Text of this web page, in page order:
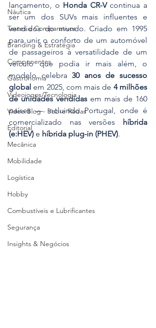
Náutica
Testes e Comparativos
Branding & Estratégia
Componentes
Gastronomia
Videojogos/Tecnologia
Vídeo Blog - Sobre Rodas
Editorial
Mecânica
Mobilidade
Logística
Hobby
Combustíveis e Lubrificantes
Segurança
Insights & Negócios
lançamento, o Honda CR-V continua a
ser um dos SUVs mais influentes e
vendidos do mundo. Criado em 1995
para unir o conforto de um automóvel
de passageiros à versatilidade de um
veículo que podia ir mais além, o
modelo celebra 30 anos de sucesso
global em 2025, com mais de 4 milhões
de unidades vendidas em mais de 160
países — incluindo Portugal, onde é
comercializado nas versões
híbrida
(e:HEV) e híbrida plug-in (PHEV).